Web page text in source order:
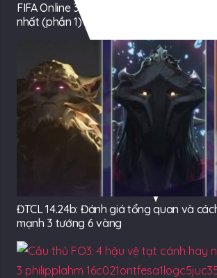
FIFA Online 3: Những cầu thủ mùa giải
nhất (phần 1)
ĐTCL 14.24b: Đánh giá tổng quan và
mạnh 3 tướng 6 vàng